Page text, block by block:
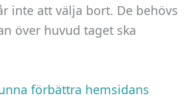
inte att välja bort. De behövs
över huvud taget ska
förbättra hemsidans